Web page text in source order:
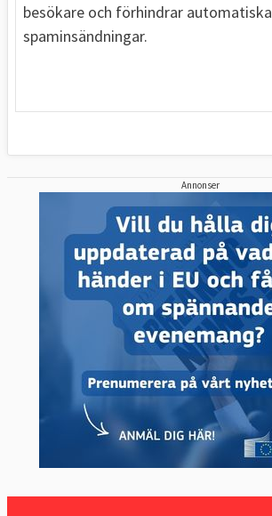
besökare och förhindrar automatiska
spaminsändningar.
Annonser